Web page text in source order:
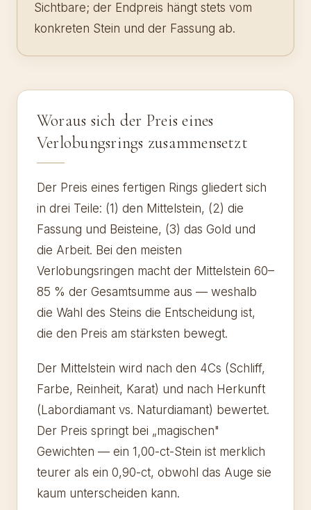
Sichtbare; der Endpreis hängt stets vom
konkreten Stein und der Fassung ab.
Woraus sich der Preis eines
Verlobungsrings zusammensetzt
Der Preis eines fertigen Rings gliedert sich
in drei Teile: (1) den Mittelstein, (2) die
Fassung und Beisteine, (3) das Gold und
die Arbeit. Bei den meisten
Verlobungsringen macht der Mittelstein 60–
85 % der Gesamtsumme aus — weshalb
die Wahl des Steins die Entscheidung ist,
die den Preis am stärksten bewegt.
Der Mittelstein wird nach den 4Cs (Schliff,
Farbe, Reinheit, Karat) und nach Herkunft
(Labordiamant vs. Naturdiamant) bewertet.
Der Preis springt bei „magischen"
Gewichten — ein 1,00-ct-Stein ist merklich
teurer als ein 0,90-ct, obwohl das Auge sie
kaum unterscheiden kann.